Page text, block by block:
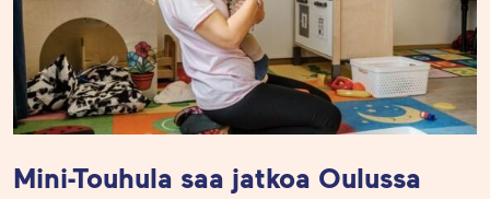
Mini-Touhula saa jatkoa Oulussa